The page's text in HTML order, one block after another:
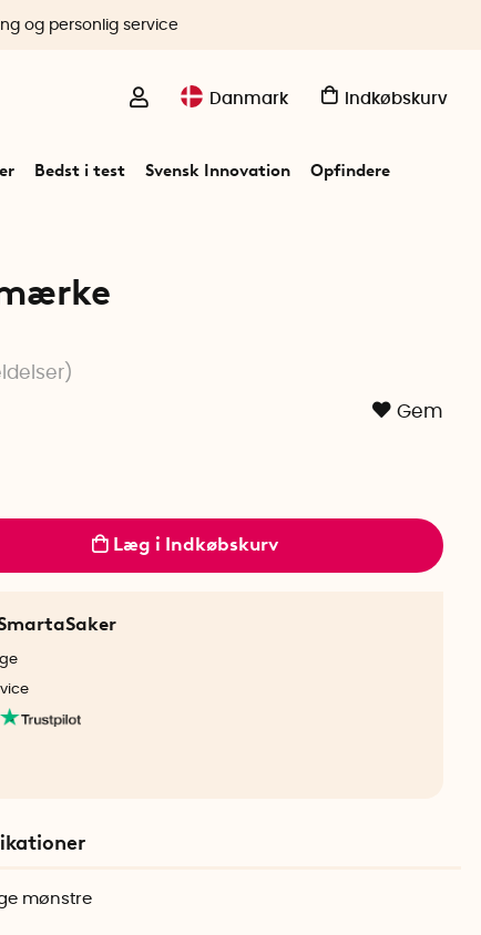
Danmark Indkøbskurv
Bedst i test Svensk Innovation Opfindere
og personlig service
)
Gem
Læg i Indkøbskurv
mønstre